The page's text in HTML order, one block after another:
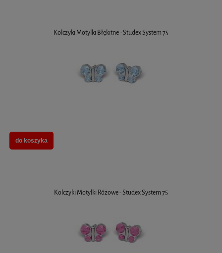
Kolczyki Motylki Błękitne - Studex System 75
do koszyka
Kolczyki Motylki Różowe - Studex System 75